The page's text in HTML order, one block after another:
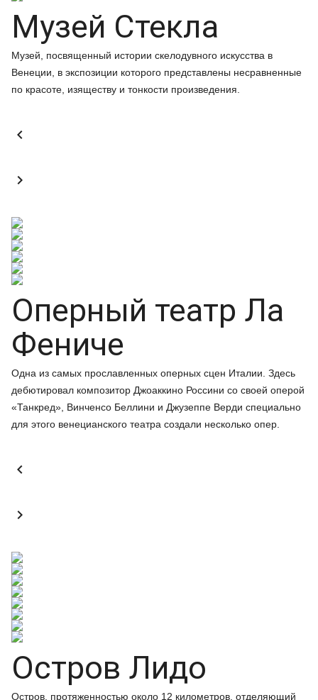
Музей Стекла
Музей, посвященный истории скелодувного искусства в
Венеции, в экспозиции которого представлены несравненные
по красоте, изяществу и тонкости произведения.


Оперный театр Ла
Фениче
Одна из самых прославленных оперных сцен Италии. Здесь
дебютировал композитор Джоаккино Россини со своей оперой
«Танкред», Винченсо Беллини и Джузеппе Верди специально
для этого венецианского театра создали несколько опер.


Остров Лидо
Остров, протяженностью около 12 километров, отделяющий